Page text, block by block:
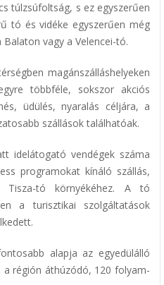
túlzsúfoltság, s ez egyszerűen
tó és vidéke egyszerűen még
vagy a Velencei-tó.
magánszálláshelyeken
többféle, sokszor akciós
üdülés, nyaralás céljára, a
szállások találhatóak.
idelátogató vendégek száma
programokat kínáló szállás,
tó környékéhez. A tó
a turisztikai szolgáltatások
alapja az egyedülálló
régión áthúzódó, 120 folyam-